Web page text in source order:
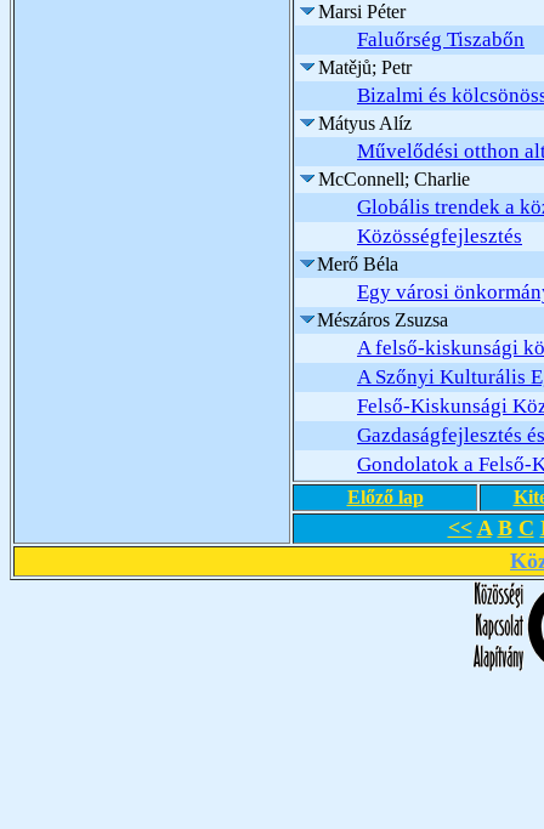
Marsi Péter
Faluőrség Tiszabőn
Matějů; Petr
Bizalmi és
Mátyus Alíz
Művelődési otthon
McConnell; Charlie
Globális trendek a
Közösségfejlesztés
Merő Béla
Egy városi
Mészáros Zsuzsa
A felső-kiskunsági
A Szőnyi Kulturális
Felső-Kiskunsági
Gazdaságfejlesztés
Gondolatok a Felső-
Előző lap
<< A B C